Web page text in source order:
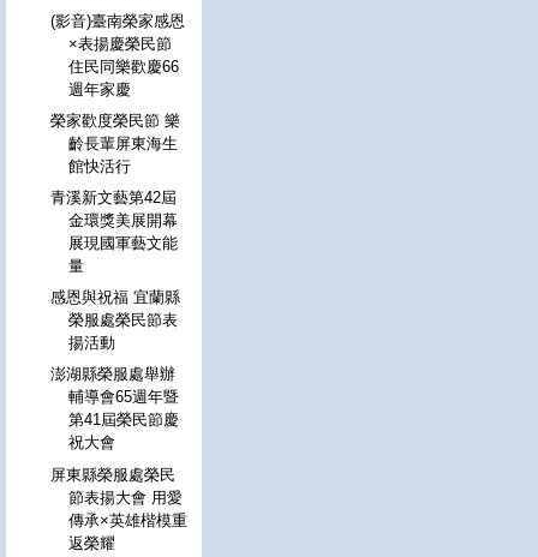
(影音)臺南榮家感恩
×表揚慶榮民節
住民同樂歡慶66
週年家慶
榮家歡度榮民節 樂
齡長輩屏東海生
館快活行
青溪新文藝第42屆
金環獎美展開幕
展現國軍藝文能
量
感恩與祝福 宜蘭縣
榮服處榮民節表
揚活動
澎湖縣榮服處舉辦
輔導會65週年暨
第41屆榮民節慶
祝大會
屏東縣榮服處榮民
節表揚大會 用愛
傳承×英雄楷模重
返榮耀